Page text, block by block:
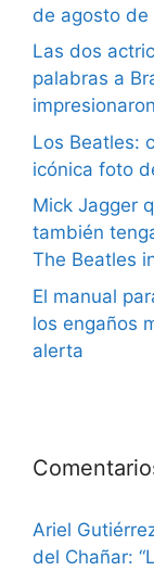
de agosto
Las dos
palabras a
Los Beatles:
icónica foto
Mick Jagger
también
The Beatles
El manual
los engaños
alerta
Ariel
del Chañar: